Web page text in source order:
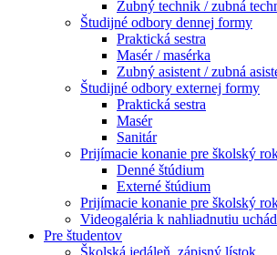
Zubný technik / zubná
Študijné odbory dennej formy
Praktická sestra
Masér / masérka
Zubný asistent / zubná
Študijné odbory externej formy
Praktická sestra
Masér
Sanitár
Prijímacie konanie pre školský
Denné štúdium
Externé štúdium
Prijímacie konanie pre školský
Videogaléria k nahliadnutiu
Pre študentov